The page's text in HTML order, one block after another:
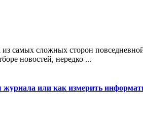
самых сложных сторон
новостей, нередко ...
журнала или как измерить